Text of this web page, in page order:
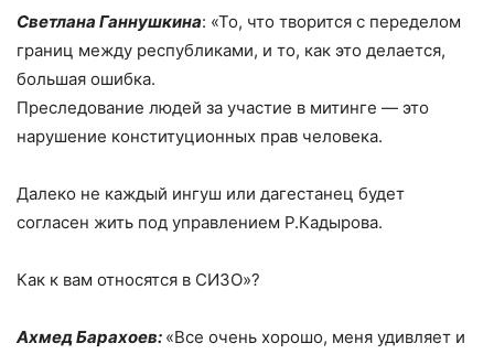
Светлана Ганнушкина: «То, что творится с переделом
границ между республиками, и то, как это делается,
большая ошибка.
Преследование людей за участие в митинге — это
нарушение конституционных прав человека.
Далеко не каждый ингуш или дагестанец будет
согласен жить под управлением Р.Кадырова.
Как к вам относятся в СИЗО»?
Ахмед Барахоев: «Все очень хорошо, меня удивляет и